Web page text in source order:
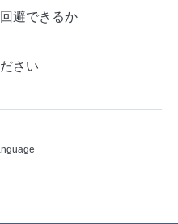
避できるか
さい